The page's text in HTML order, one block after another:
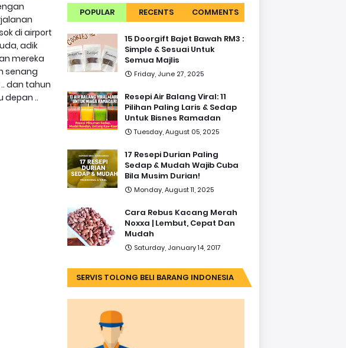
di airport
adik
mereka
senang
dan tahun
depan ..
POPULAR RECENTS COMMENTS
15 Doorgift Bajet Bawah RM3 :
Simple & Sesuai Untuk
Semua Majlis
Friday, June 27, 2025
Resepi Air Balang Viral: 11
Pilihan Paling Laris & Sedap
Untuk Bisnes Ramadan
Tuesday, August 05, 2025
17 Resepi Durian Paling
Sedap & Mudah Wajib Cuba
Bila Musim Durian!
Monday, August 11, 2025
Cara Rebus Kacang Merah
Noxxa | Lembut, Cepat Dan
Mudah
Saturday, January 14, 2017
SERVIS TOLONG BELI BARANG INDONESIA